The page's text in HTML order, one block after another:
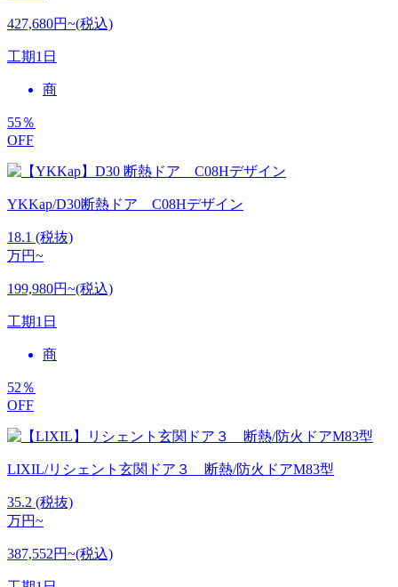
427,680円~(税込)
工期1日
商
55％
OFF
YKKap/D30断熱ドア C08Hデザイン
18.1 (税抜)
万円~
199,980円~(税込)
工期1日
商
52 ％
OFF
LIXIL/リシェント玄関ドア３ 断熱/防火ドアM83型
35.2 (税抜)
万円~
387,552円~(税込)